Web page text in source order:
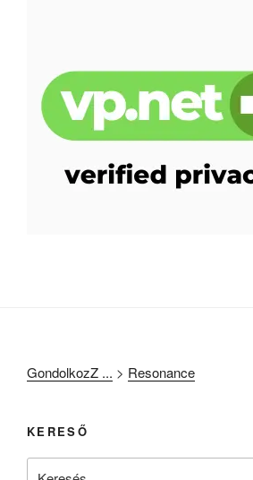
GondolkozZ ... > Resonance
KERESŐ